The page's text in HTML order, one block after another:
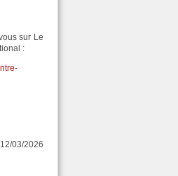
sur Le
:
03/2026